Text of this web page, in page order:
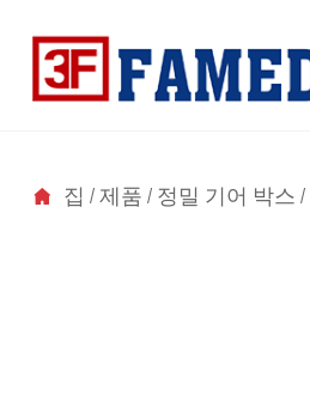
집 /제품 / 정밀 기어 박스 /